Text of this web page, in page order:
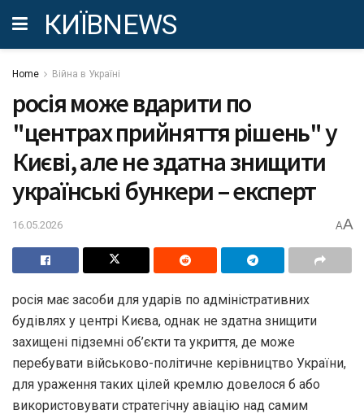
КИЇВNEWS
Home Війна в Україні
росія може вдарити по
"центрах прийняття рішень" у
Києві, але не здатна знищити
українські бункери – експерт
16.05.2026 AA
росія має засоби для ударів по адміністративних
будівлях у центрі Києва, однак не здатна знищити
захищені підземні об’єкти та укриття, де може
перебувати військово-політичне керівництво України,
для ураження таких цілей кремлю довелося б або
використовувати стратегічну авіацію над самим